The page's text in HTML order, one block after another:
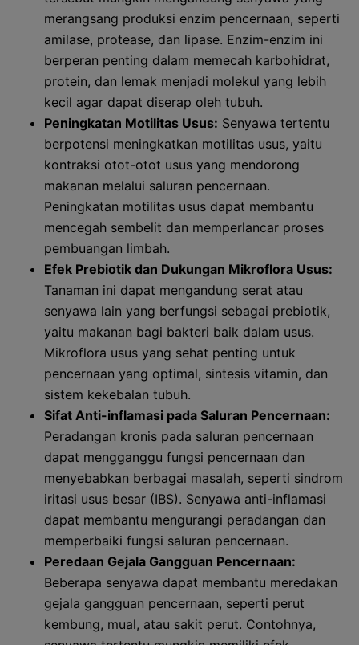
merangsang produksi enzim pencernaan, seperti
amilase, protease, dan lipase. Enzim-enzim ini
berperan penting dalam memecah karbohidrat,
protein, dan lemak menjadi molekul yang lebih
kecil agar dapat diserap oleh tubuh.
Peningkatan Motilitas Usus: Senyawa tertentu
berpotensi meningkatkan motilitas usus, yaitu
kontraksi otot-otot usus yang mendorong
makanan melalui saluran pencernaan.
Peningkatan motilitas usus dapat membantu
mencegah sembelit dan memperlancar proses
pembuangan limbah.
Efek Prebiotik dan Dukungan Mikroflora Usus:
Tanaman ini dapat mengandung serat atau
senyawa lain yang berfungsi sebagai prebiotik,
yaitu makanan bagi bakteri baik dalam usus.
Mikroflora usus yang sehat penting untuk
pencernaan yang optimal, sintesis vitamin, dan
sistem kekebalan tubuh.
Sifat Anti-inflamasi pada Saluran Pencernaan:
Peradangan kronis pada saluran pencernaan
dapat mengganggu fungsi pencernaan dan
menyebabkan berbagai masalah, seperti sindrom
iritasi usus besar (IBS). Senyawa anti-inflamasi
dapat membantu mengurangi peradangan dan
memperbaiki fungsi saluran pencernaan.
Peredaan Gejala Gangguan Pencernaan:
Beberapa senyawa dapat membantu meredakan
gejala gangguan pencernaan, seperti perut
kembung, mual, atau sakit perut. Contohnya,